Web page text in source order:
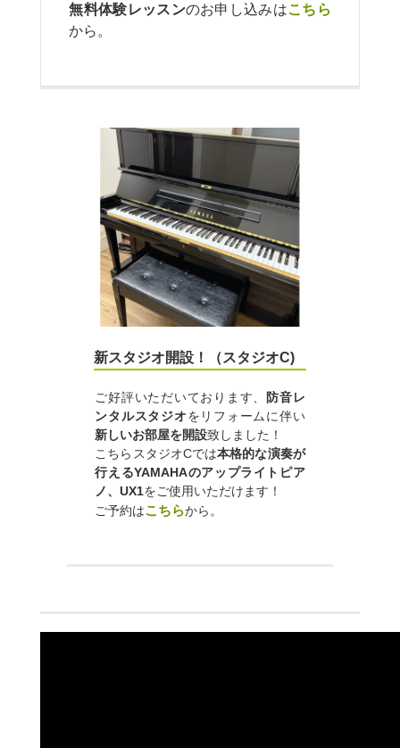
無料体験レッスンのお申し込みはこちら
から。
新スタジオ開設！（スタジオC)
ご好評いただいております、
防音レ
ンタルスタジオをリフォームに伴い
新しいお部屋を開設致しました！
こちらスタジオCでは本格的な演奏が
行えるYAMAHAのアップライトピア
ノ、UX1をご使用いただけます！
ご予約はこちらから。